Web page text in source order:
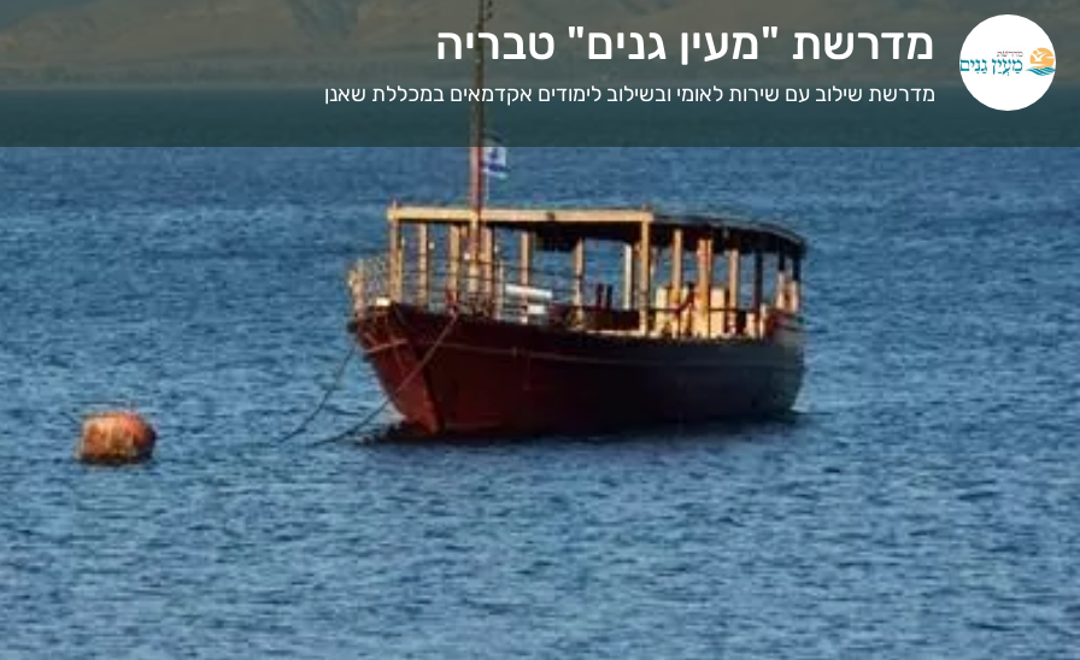
מדרשת "מעין גנים" טבריה
מדרשת שילוב עם שירות לאומי ובשילוב לימודים אקדמאים במכללת שאנן
אירועים הרשמה
התקשרי עכשיו נווט שתף
וידיאו גלריית תמונות